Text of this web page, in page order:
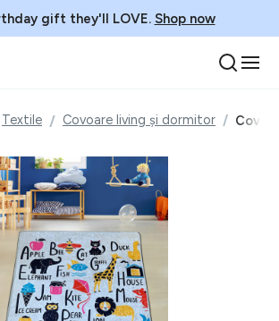
gift they'll LOVE. Shop now
Textile Covoare living și dormitor